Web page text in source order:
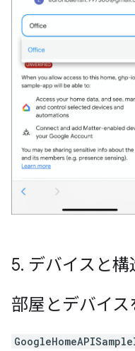
5. デバイスと構
部屋とデバイス